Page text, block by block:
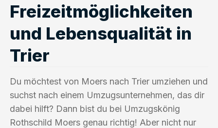
Freizeitmöglichkeiten
und Lebensqualität in
Trier
Du möchtest von Moers nach Trier umziehen und
suchst nach einem Umzugsunternehmen, das dir
dabei hilft? Dann bist du bei Umzugskönig
Rothschild Moers genau richtig! Aber nicht nur